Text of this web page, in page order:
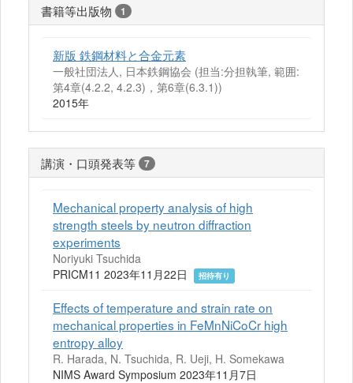
書籍等出版物 1
新版 鉄鋼材料と合金元素
一般社団法人, 日本鉄鋼協会 (担当:分担執筆, 範囲:
第4章(4.2.2, 4.2.3)，第6章(6.3.1))
2015年
講演・口頭発表等 7
Mechanical property analysis of high
strength steels by neutron diffraction
experiments
Noriyuki Tsuchida
PRICM11 2023年11月22日
招待有り
Effects of temperature and strain rate on
mechanical properties in FeMnNiCoCr high
entropy alloy
R. Harada, N. Tsuchida, R. Ueji, H. Somekawa
NIMS Award Symposium 2023年11月7日